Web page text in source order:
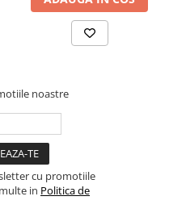
noastre
cu promotiile
in Politica de